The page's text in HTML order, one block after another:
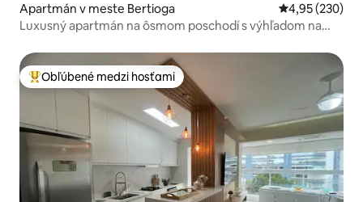
Apartmán v meste Bertioga Priemerné
4,95 (230)
Luxusný apartmán na ôsmom poschodí s výhľadom na
Najobľúbenejšie medzi hosťami
Obľúbené medzi hosťami